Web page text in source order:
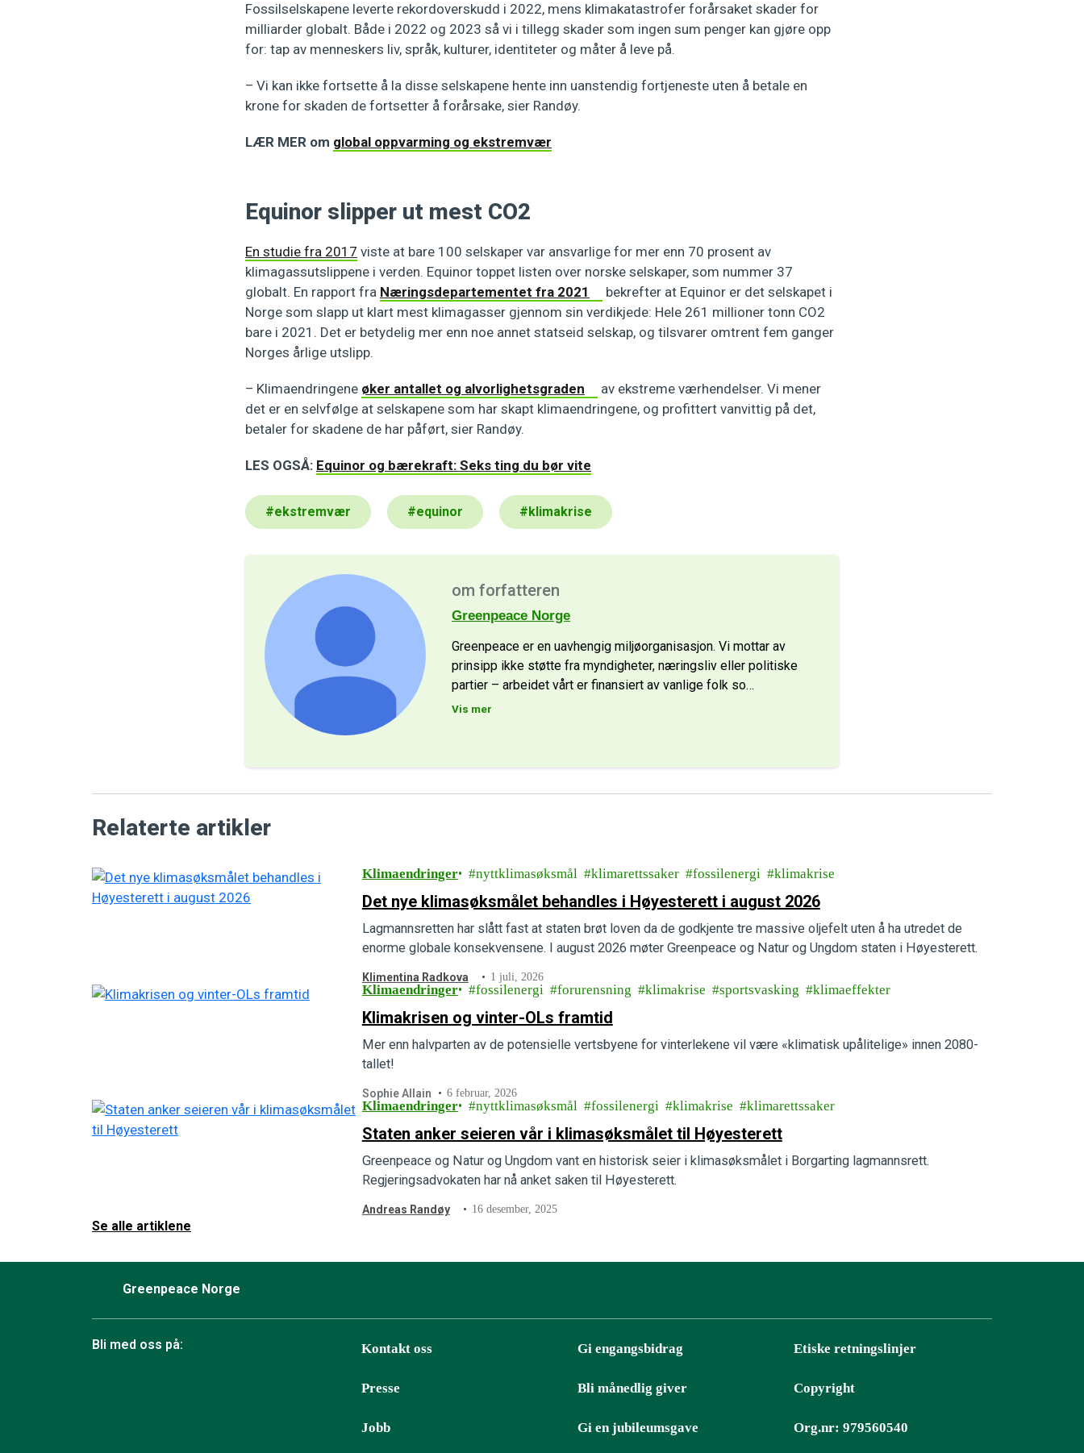
Fossilselskapene leverte rekordoverskudd i 2022, mens klimakatastrofer forårsaket skader for
milliarder globalt. Både i 2022 og 2023 så vi i tillegg skader som ingen sum penger kan gjøre opp
for: tap av menneskers liv, språk, kulturer, identiteter og måter å leve på.
– Vi kan ikke fortsette å la disse selskapene hente inn uanstendig fortjeneste uten å betale en
krone for skaden de fortsetter å forårsake, sier Randøy.
LÆR MER om global oppvarming og ekstremvær
Equinor slipper ut mest CO2
En studie fra 2017 viste at bare 100 selskaper var ansvarlige for mer enn 70 prosent av
klimagassutslippene i verden. Equinor toppet listen over norske selskaper, som nummer 37
globalt. En rapport fra Næringsdepartementet fra 2021
bekrefter at Equinor er det selskapet i
Norge som slapp ut klart mest klimagasser gjennom sin verdikjede: Hele 261 millioner tonn CO2
bare i 2021. Det er betydelig mer enn noe annet statseid selskap, og tilsvarer omtrent fem ganger
Norges årlige utslipp.
– Klimaendringene øker antallet og alvorlighetsgraden
av ekstreme værhendelser. Vi mener
det er en selvfølge at selskapene som har skapt klimaendringene, og profittert vanvittig på det,
betaler for skadene de har påført, sier Randøy.
LES OGSÅ: Equinor og bærekraft: Seks ting du bør vite
#ekstremvær #equinor #klimakrise
om forfatteren
Greenpeace Norge
Greenpeace er en uavhengig miljøorganisasjon. Vi mottar av
prinsipp ikke støtte fra myndigheter, næringsliv eller politiske
partier – arbeidet vårt er finansiert av vanlige folk so…
Vis mer
Relaterte artikler
Klimaendringer nyttklimasøksmål klimarettssaker fossilenergi klimakrise
Det nye klimasøksmålet behandles i Høyesterett i august 2026
Lagmannsretten har slått fast at staten brøt loven da de godkjente tre massive oljefelt uten å ha utredet de
enorme globale konsekvensene. I august 2026 møter Greenpeace og Natur og Ungdom staten i Høyesterett.
Klimentina Radkova 1 juli, 2026
Klimaendringer fossilenergi forurensning klimakrise sportsvasking klimaeffekter
Klimakrisen og vinter-OLs framtid
Mer enn halvparten av de potensielle vertsbyene for vinterlekene vil være «klimatisk upålitelige» innen 2080-
tallet!
Sophie Allain 6 februar, 2026
Klimaendringer nyttklimasøksmål fossilenergi klimakrise klimarettssaker
Staten anker seieren vår i klimasøksmålet til Høyesterett
Greenpeace og Natur og Ungdom vant en historisk seier i klimasøksmålet i Borgarting lagmannsrett.
Regjeringsadvokaten har nå anket saken til Høyesterett.
Andreas Randøy 16 desember, 2025
Se alle artiklene
Greenpeace Norge
Bli med oss på: Kontakt oss
Presse
Jobb
Gi engangsbidrag
Bli månedlig giver
Gi en jubileumsgave
Etiske retningslinjer
Copyright
Org.nr: 979560540